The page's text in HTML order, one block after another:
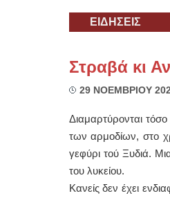
ΕΙΔΗΣΕΙΣ
Στραβά κι
29 ΝΟΕΜΒΡΙΟΥ
Διαμαρτύρονται
των αρμοδίων, στο
γεφύρι τού Ξυδιά.
του λυκείου.
Κανείς δεν έχει